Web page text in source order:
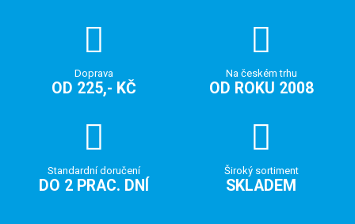
Doprava
OD 225,- KČ
Na českém trhu
OD ROKU 2008
Standardní doručení
DO 2 PRAC. DNÍ
Široký sortiment
SKLADEM